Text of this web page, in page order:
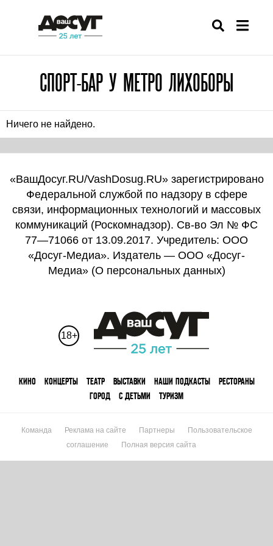
СПОРТ-БАР У МЕТРО ЛИХОБОРЫ
Ничего не найдено.
«ВашДосуг.RU/VashDosug.RU» зарегистрировано
Федеральной службой по надзору в сфере
связи, информационных технологий и массовых
коммуникаций (Роскомнадзор). Св-во Эл № ФС
77—71066 от 13.09.2017. Учредитель: ООО
«Досуг-Медиа». Издатель — ООО «Досуг-
Медиа» (О персональных данных)
18+
КИНО КОНЦЕРТЫ ТЕАТР ВЫСТАВКИ НАШИ ПОДКАСТЫ
РЕСТОРАНЫ
ГОРОД
С ДЕТЬМИ ТУРИЗМ
Команда Реклама на сайте Партнеры
Пользовательское
соглашение
Полная версия сайта